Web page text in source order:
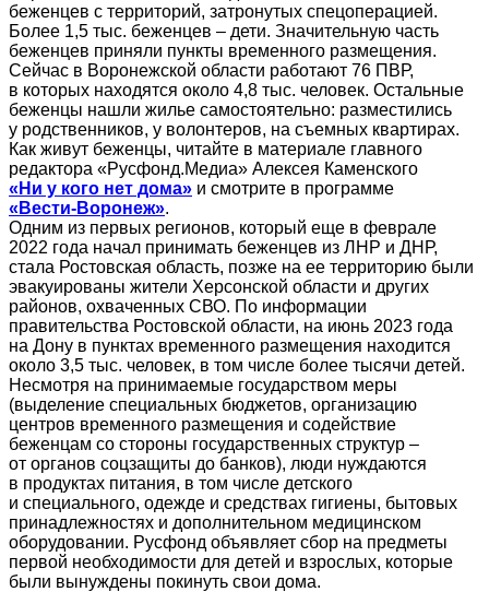
беженцев с территорий, затронутых спецоперацией.
Более 1,5 тыс. беженцев – дети. Значительную часть
беженцев приняли пункты временного размещения.
Сейчас в Воронежской области работают 76 ПВР,
в которых находятся около 4,8 тыс. человек. Остальные
беженцы нашли жилье самостоятельно: разместились
у родственников, у волонтеров, на съемных квартирах.
Как живут беженцы, читайте в материале главного
редактора «Русфонд.Медиа» Алексея Каменского
«Ни у кого нет дома» и смотрите в программе
«Вести‑Воронеж».
Одним из первых регионов, который еще в феврале
2022 года начал принимать беженцев из ЛНР и ДНР,
стала Ростовская область, позже на ее территорию были
эвакуированы жители Херсонской области и других
районов, охваченных СВО. По информации
правительства Ростовской области, на июнь 2023 года
на Дону в пунктах временного размещения находится
около 3,5 тыс. человек, в том числе более тысячи детей.
Несмотря на принимаемые государством меры
(выделение специальных бюджетов, организацию
центров временного размещения и содействие
беженцам со стороны государственных структур –
от органов соцзащиты до банков), люди нуждаются
в продуктах питания, в том числе детского
и специального, одежде и средствах гигиены, бытовых
принадлежностях и дополнительном медицинском
оборудовании. Русфонд объявляет сбор на предметы
первой необходимости для детей и взрослых, которые
были вынуждены покинуть свои дома.